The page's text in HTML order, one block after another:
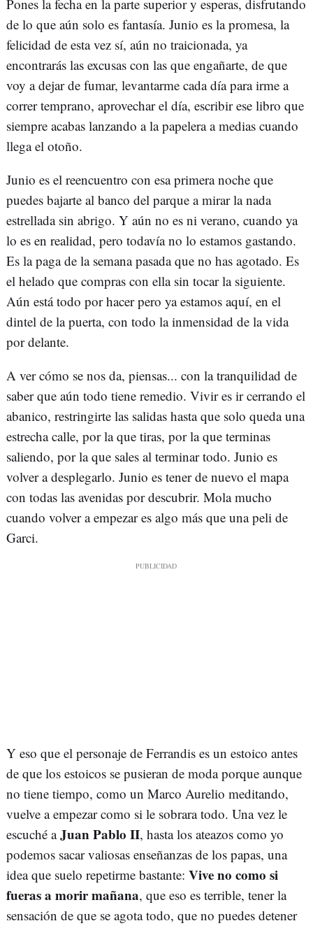
Pones la fecha en la parte superior y esperas, disfrutando
de lo que aún solo es fantasía. Junio es la promesa, la
felicidad de esta vez sí, aún no traicionada, ya
encontrarás las excusas con las que engañarte, de que
voy a dejar de fumar, levantarme cada día para irme a
correr temprano, aprovechar el día, escribir ese libro que
siempre acabas lanzando a la papelera a medias cuando
llega el otoño.
Junio es el reencuentro con esa primera noche que
puedes bajarte al banco del parque a mirar la nada
estrellada sin abrigo. Y aún no es ni verano, cuando ya
lo es en realidad, pero todavía no lo estamos gastando.
Es la paga de la semana pasada que no has agotado. Es
el helado que compras con ella sin tocar la siguiente.
Aún está todo por hacer pero ya estamos aquí, en el
dintel de la puerta, con todo la inmensidad de la vida
por delante.
A ver cómo se nos da, piensas... con la tranquilidad de
saber que aún todo tiene remedio. Vivir es ir cerrando el
abanico, restringirte las salidas hasta que solo queda una
estrecha calle, por la que tiras, por la que terminas
saliendo, por la que sales al terminar todo. Junio es
volver a desplegarlo. Junio es tener de nuevo el mapa
con todas las avenidas por descubrir. Mola mucho
cuando volver a empezar es algo más que una peli de
Garci.
Y eso que el personaje de Ferrandis es un estoico antes
de que los estoicos se pusieran de moda porque aunque
no tiene tiempo, como un Marco Aurelio meditando,
vuelve a empezar como si le sobrara todo. Una vez le
escuché aJuan Pablo II, hasta los ateazos como yo
podemos sacar valiosas enseñanzas de los papas, una
idea que suelo repetirme bastante: Vive no como si
fueras a morir mañana, que eso es terrible, tener la
sensación de que se agota todo, que no puedes detener